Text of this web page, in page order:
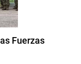
Fuerzas